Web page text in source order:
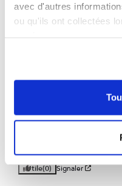
avec d'autres
ou qu'ils ont collectées
Trier les avis
Utile(0) Signaler